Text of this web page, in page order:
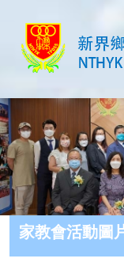
家教會活動圖